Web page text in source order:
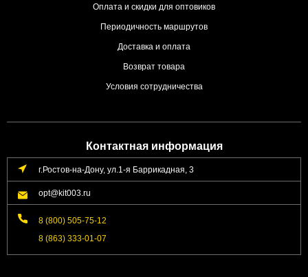
Оплата и скидки для оптовиков
Периодичность маршрутов
Доставка и оплата
Возврат товара
Условия сотрудничества
Контактная информация
г.Ростов-на-Дону, ул.1-я Баррикадная, 3
opt@kit003.ru
8 (800) 505-75-12
8 (863) 333-01-07